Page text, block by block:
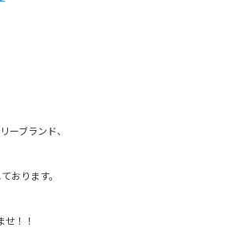
ーブランド、
おります。
！！